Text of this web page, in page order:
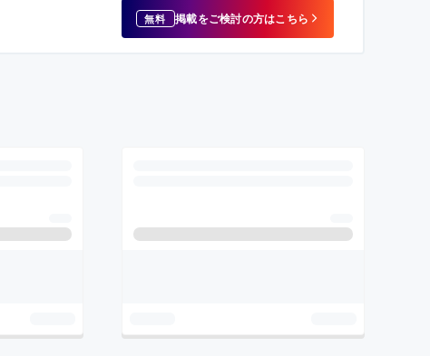
無料 掲載をご検討の方はこちら